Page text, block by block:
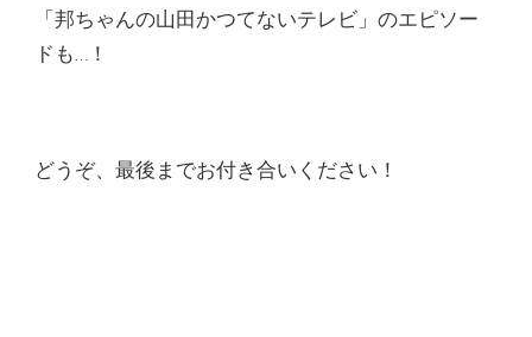
「邦ちゃんの山田かつてないテレビ」のエピソー
ドも…！
どうぞ、最後までお付き合いください！